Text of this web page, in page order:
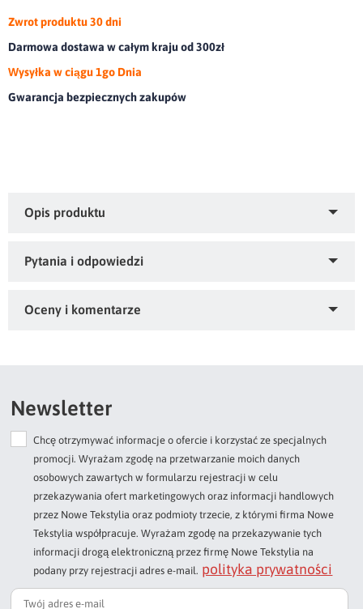
Zwrot produktu30 dni
Darmowa dostawa w całym kraju od 300zł
Wysyłka w ciągu 1go Dnia
Gwarancja bezpiecznych zakupów
granatowy, Gramatura: 600 GSM, Skład: 100% poliester
Zapytaj o produkt
Dodaj opinię o produkcie
Twoja ocena
Bardzo dobry
Twoja opinia o produkcie
Newsletter
Chcę otrzymywać informacje o ofercie i korzystać ze specjalnych
promocji. Wyrażam zgodę na przetwarzanie moich danych
osobowych zawartych w formularzu rejestracji w celu
przekazywania ofert marketingowych oraz informacji handlowych
przez Nowe Tekstylia oraz podmioty trzecie, z którymi firma Nowe
Tekstylia współpracuje. Wyrażam zgodę na przekazywanie tych
informacji drogą elektroniczną przez firmę Nowe Tekstylia na
podany przy rejestracji adres e-mail. polityka prywatności